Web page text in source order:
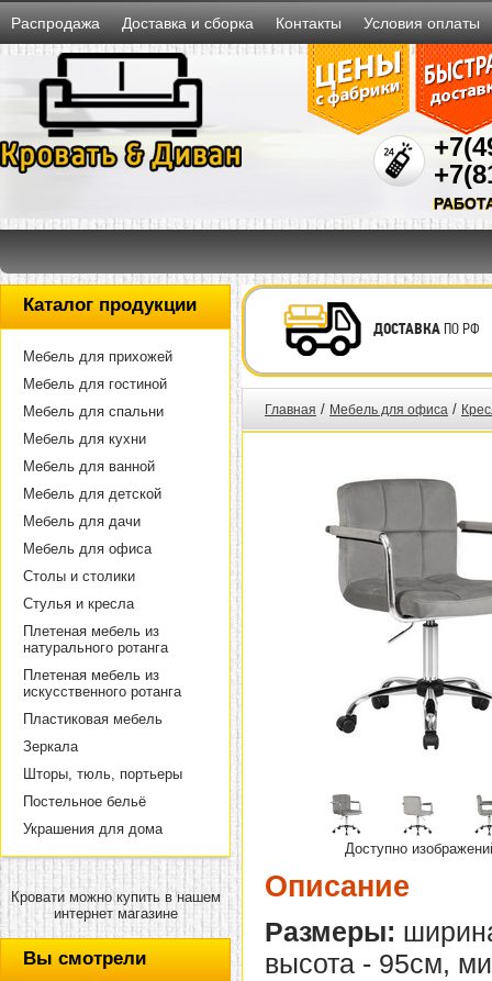
Распродажа Доставка и сборка Контакты Условия оплаты
Каталог продукции
Мебель для прихожей
Мебель для гостиной
Мебель для спальни
Мебель для кухни
Мебель для ванной
Мебель для детской
Мебель для дачи
Мебель для офиса
Столы и столики
Стулья и кресла
Плетеная мебель из
натурального ротанга
Плетеная мебель из
искусственного ротанга
Пластиковая мебель
Зеркала
Шторы, тюль, портьеры
Постельное бельё
Украшения для дома
Кровати можно купить в нашем
интернет магазине
Вы смотрели
ДОСТАВКАПО РФ
Главная / Мебель для офиса /
Доступно
Описание
Размеры:
высота - 95см,